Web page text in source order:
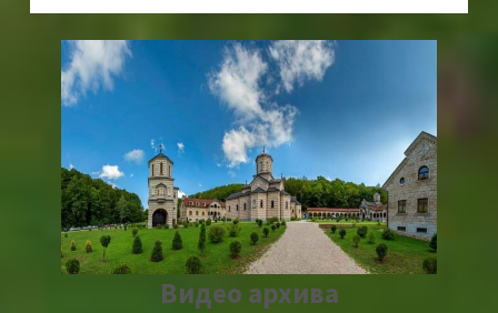
Видео архива